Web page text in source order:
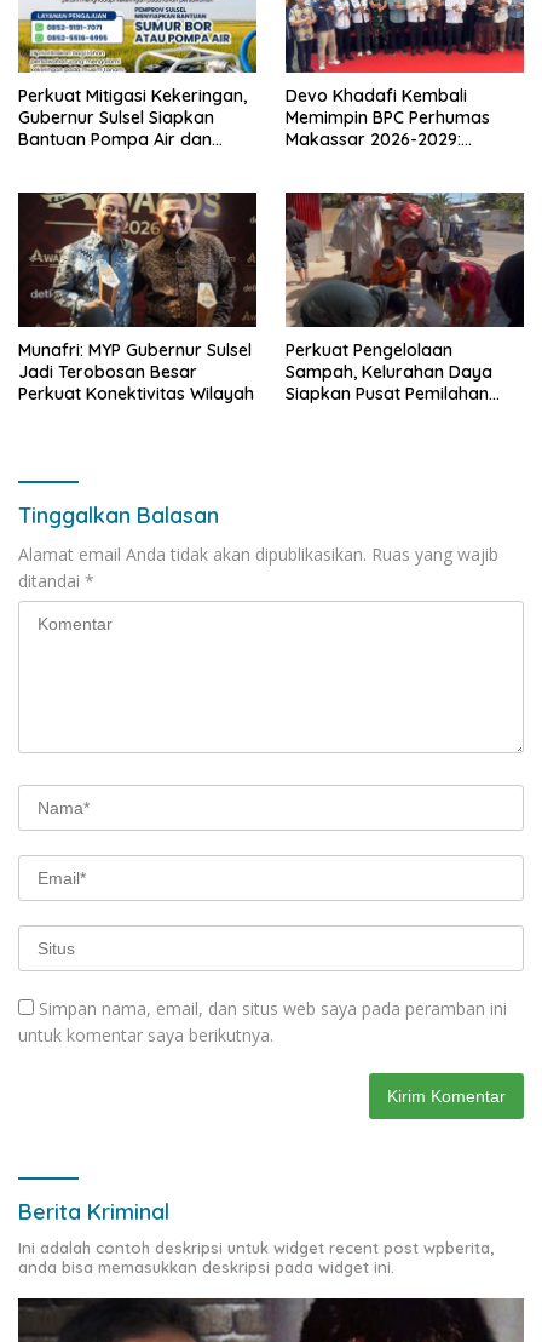
Perkuat Mitigasi Kekeringan,
Gubernur Sulsel Siapkan
Bantuan Pompa Air dan
Devo Khadafi Kembali
Memimpin BPC Perhumas
Makassar 2026-2029:
Multidimensi
Munafri: MYP Gubernur Sulsel
Jadi Terobosan Besar
Perkuat Konektivitas Wilayah
Perkuat Pengelolaan
Sampah, Kelurahan Daya
Siapkan Pusat Pemilahan
Tinggalkan Balasan
Alamat email Anda tidak akan dipublikasikan. Ruas yang wajib
ditandai *
Simpan nama, email, dan situs web saya pada peramban ini
untuk komentar saya berikutnya.
Berita Kriminal
Ini adalah contoh deskripsi untuk widget recent post wpberita,
anda bisa memasukkan deskripsi pada widget ini.